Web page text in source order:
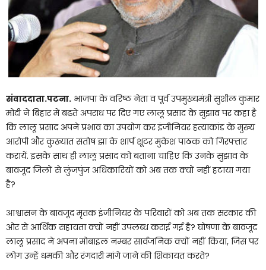
संवाददाता.पटना. भाजपा के वरिष्ठ नेता व पूर्व उपमुख्यमंत्री सुशील कुमार
मोदी ने बिहार में बढते अपराध पर दिए गए लालू प्रसाद के सुझाव पर कहा है
कि लालू प्रसाद अपने प्रभाव का उपयोग कर इंजीनियर हत्याकांड के मुख्य
आरोपी और कुख्यात संतोष झा के शार्प शूटर मुकेश पाठक को गिरफ्तार
करायें. इसके साथ ही लालू प्रसाद को बताना चाहिए कि उनके सुझाव के
बावजूद जिलों से लुंजपुंज अधिकारियों को अब तक क्यों नहीं हटाया गया
है?
आश्वासन के बावजूद मृतक इंजीनियर के परिवारों को अब तक सरकार की
ओर से आर्थिक सहायता क्यों नहीं उपलब्ध कराई गई है? घोषणा के बावजूद
लालू प्रसाद ने अपना मोबाइल नम्बर सार्वजनिक क्यों नहीं किया, जिस पर
लोग उन्हें धमकी और रंगदारी मांगे जाने की शिकायत करते?